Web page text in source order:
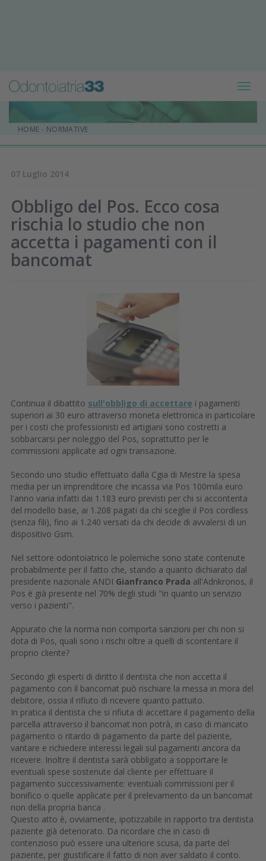
HOME - NORMATIVE
07 Luglio 2014
Obbligo del Pos. Ecco cosa
rischia lo studio che non
accetta i pagamenti con il
bancomat
Continua il dibattito sull'obbligo di accettare i pagamenti
superiori ai 30 euro attraverso moneta elettronica in particolare
per i costi che professionisti ed artigiani sono costretti a
sobbarcarsi per noleggio del Pos, soprattutto per le
commissioni applicate ad ogni transazione.
Secondo uno studio effettuato dalla Cgia di Mestre la spesa
media per un imprenditore che incassa via Pos 100mila euro
l'anno varia infatti dai 1.183 euro previsti per chi si accontenta
del modello base, ai 1.208 pagati da chi sceglie il Pos cordless
(senza fili), fino ai 1.240 versati da chi decide di avvalersi di un
dispositivo Gsm.
Nel settore odontoiatrico le polemiche sono state contenute
probabilmente per il fatto che, stando a quanto dichiarato dal
presidente nazionale ANDI Gianfranco Prada all'Adnkronos, il
Pos è già presente nel 70% degli studi "in quanto un servizio
verso i pazienti".
Appurato che la norma non comporta sanzioni per chi non si
dota di Pos, quali sono i rischi oltre a quelli di scontentare il
proprio cliente?
Secondo gli esperti di diritto il dentista che non accetta il
pagamento con il bancomat può rischiare la messa in mora del
debitore, ossia il rifiuto di ricevere quanto pattuito.
In pratica il dentista che si rifiuta di accettare il pagamento della
parcella attraverso il bancomat non potrà, in caso di mancato
pagamento o ritardo di pagamento da parte del paziente,
vantare e richiedere interessi legali sul pagamenti ancora da
ricevere. Inoltre il dentista sarà obbligato a sopportare le
eventuali spese sostenute dal cliente per effettuare il
pagamento successivamente: eventuali commissioni per il
bonifico o quelle applicate per il prelevamento da un bancomat
non della propria banca .
Questo atto è, ovviamente, ipotizzabile in rapporto tra dentista
paziente già deteriorato. Da ricordare che in caso di
contenzioso può essere una ulteriore scusa, da parte del
paziente, per giustificare il fatto di non aver saldato il conto.